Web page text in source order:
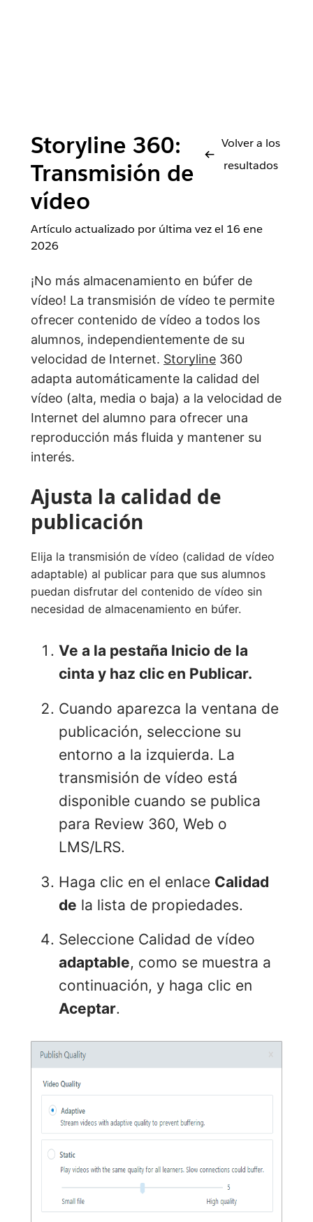
Storyline 360:
Transmisión de
vídeo
Volver a los
resultados
Artículo actualizado por última vez el 16 ene
2026
¡No más almacenamiento en búfer de
vídeo! La transmisión de vídeo te permite
ofrecer contenido de vídeo a todos los
alumnos, independientemente de su
velocidad de Internet. Storyline 360
adapta automáticamente la calidad del
vídeo (alta, media o baja) a la velocidad de
Internet del alumno para ofrecer una
reproducción más fluida y mantener su
interés.
Ajusta la calidad de
publicación
Elija la transmisión de vídeo (calidad de vídeo
adaptable) al publicar para que sus alumnos
puedan disfrutar del contenido de vídeo sin
necesidad de almacenamiento en búfer.
Ve a la pestaña Inicio de la
cinta y haz clic en Publicar.
Cuando aparezca la ventana de
publicación, seleccione su
entorno a la izquierda. La
transmisión de vídeo está
disponible cuando se publica
para Review 360, Web o
LMS/LRS.
Haga clic en el enlace Calidad
de la lista de propiedades.
Seleccione Calidad de vídeo
adaptable, como se muestra a
continuación, y haga clic en
Aceptar.